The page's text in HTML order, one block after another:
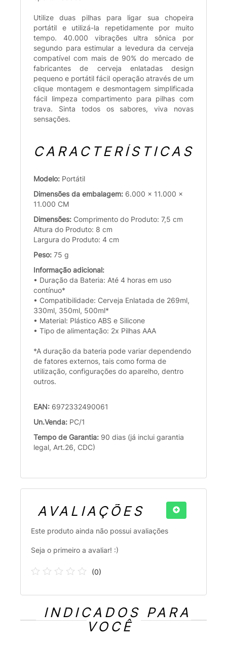
Utilize duas pilhas para ligar sua chopeira
portátil e utilizá-la repetidamente por muito
tempo. 40.000 vibrações ultra sônica por
segundo para estimular a levedura da cerveja
compatível com mais de 90% do mercado de
fabricantes de cerveja enlatadas design
pequeno e portátil fácil operação através de um
clique montagem e desmontagem simplificada
fácil limpeza compartimento para pilhas com
trava. Sinta todos os sabores, viva novas
sensações.
CARACTERÍSTICAS
Modelo: Portátil
Dimensões da embalagem: 6.000 x 11.000 x
11.000 CM
Dimensões: Comprimento do Produto: 7,5 cm
Altura do Produto: 8 cm
Largura do Produto: 4 cm
Peso: 75 g
Informação adicional:
• Duração da Bateria: Até 4 horas em uso
contínuo*
• Compatibilidade: Cerveja Enlatada de 269ml,
330ml, 350ml, 500ml*
• Material: Plástico ABS e Silicone
• Tipo de alimentação: 2x Pilhas AAA
*A duração da bateria pode variar dependendo
de fatores externos, tais como forma de
utilização, configurações do aparelho, dentro
outros.
EAN: 6972332490061
Un.Venda: PC/1
Tempo de Garantia: 90 dias (já inclui garantia
legal, Art.26, CDC)
AVALIAÇÕES
Este produto ainda não possui avaliações
Seja o primeiro a avaliar! :)
(0)
INDICADOS PARA
VOCÊ